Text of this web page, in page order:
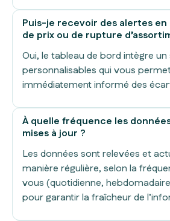
Puis-je recevoir des alertes en
de prix ou de rupture
Oui, le tableau de bord intègre un
personnalisables qui vous
immédiatement informé des
À quelle fréquence les
mises à jour ?
Les données sont relevées et
manière régulière, selon la
vous (quotidienne,
pour garantir la fraîcheur de